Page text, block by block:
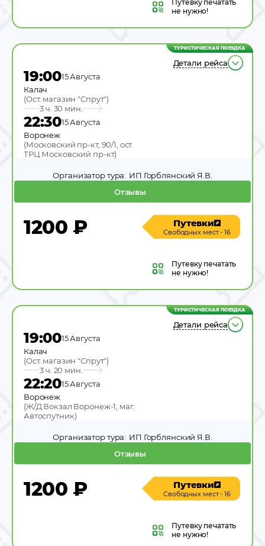
Путевкупечатать
не нужно!
ТУРИСТИЧЕСКАЯ ПОЕЗДКА
Детали рейса
19:0015 Августа
Калач
(Ост. магазин "Спрут")
3 ч. 30 мин.
22:3015 Августа
Воронеж
(Московский пр-кт, 90/1, ост.
ТРЦ Московский пр-кт)
Отзывы
Организатор тура: ИП Горблянский Я.В.
1200 ₽ Путевки
Свободных мест - 16
Путевкупечатать
не нужно!
ТУРИСТИЧЕСКАЯ ПОЕЗДКА
Детали рейса
19:0015 Августа
Калач
(Ост. магазин "Спрут")
3 ч. 20 мин.
22:2015 Августа
Воронеж
(Ж/Д Вокзал Воронеж-1, маг.
Автоспутник)
Отзывы
Организатор тура: ИП Горблянский Я.В.
1200 ₽ Путевки
Свободных мест - 16
Путевкупечатать
не нужно!